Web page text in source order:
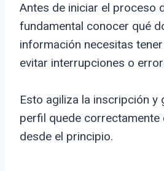
Antes de iniciar el proceso
fundamental conocer qué
información necesitas
evitar interrupciones o
Esto agiliza la inscripción y
perfil quede correctamente
desde el principio.